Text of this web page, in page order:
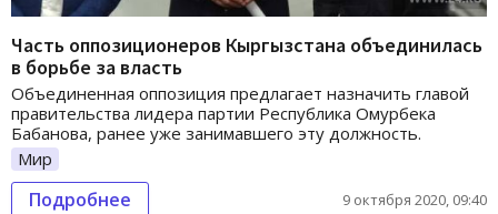
Часть оппозиционеров Кыргызстана объединилась
в борьбе за власть
Объединенная оппозиция предлагает назначить главой
правительства лидера партии Республика Омурбека
Бабанова, ранее уже занимавшего эту должность.
Мир
Подробнее 9 октября 2020, 09:40